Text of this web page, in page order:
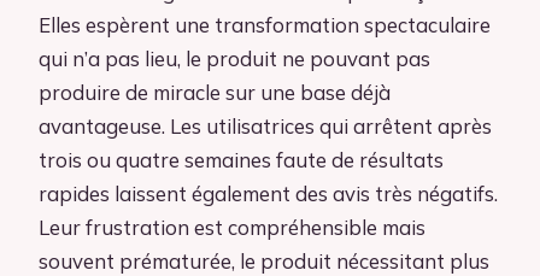
Elles espèrent une transformation spectaculaire
qui n’a pas lieu, le produit ne pouvant pas
produire de miracle sur une base déjà
avantageuse. Les utilisatrices qui arrêtent après
trois ou quatre semaines faute de résultats
rapides laissent également des avis très négatifs.
Leur frustration est compréhensible mais
souvent prématurée, le produit nécessitant plus